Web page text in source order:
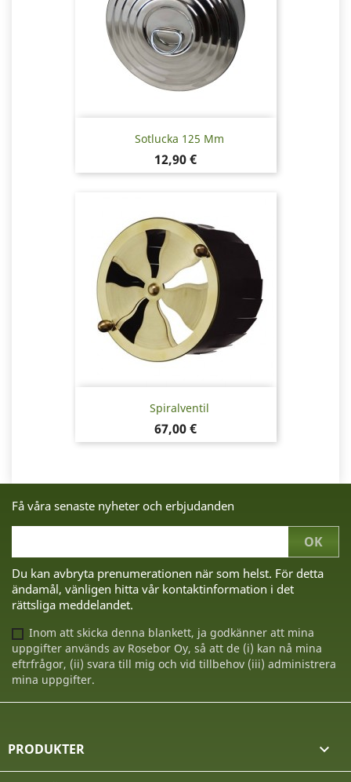
Sotlucka 125 Mm
Pris
12,90 €
Spiralventil
Pris
67,00 €
Få våra senaste nyheter och erbjudanden
Du kan avbryta prenumerationen när som helst. För detta
ändamål, vänligen hitta vår kontaktinformation i det
rättsliga meddelandet.
Inom att skicka denna blankett, ja godkänner att mina
uppgifter används av Rosebor Oy, så att de (i) kan nå mina
eftrfrågor, (ii) svara till mig och vid tillbehov (iii) administrera
mina uppgifter.
PRODUKTER 